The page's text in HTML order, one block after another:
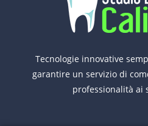
Tecnologie innovative
garantire un servizio di
professionalità ai